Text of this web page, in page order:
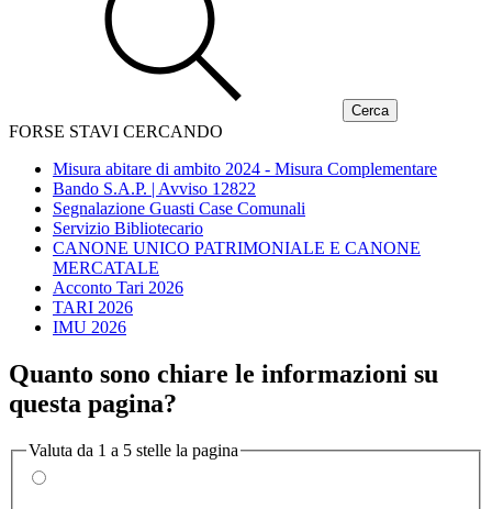
FORSE STAVI CERCANDO
Misura abitare di ambito 2024 - Misura Complementare
Bando S.A.P. | Avviso 12822
Segnalazione Guasti Case Comunali
Servizio Bibliotecario
CANONE UNICO PATRIMONIALE E CANONE
MERCATALE
Acconto Tari 2026
TARI 2026
IMU 2026
Quanto sono chiare le informazioni su
questa pagina?
Valuta da 1 a 5 stelle la pagina